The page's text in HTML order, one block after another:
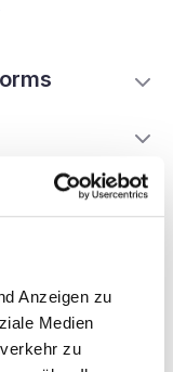
Anzeigen zu
Medien
zu